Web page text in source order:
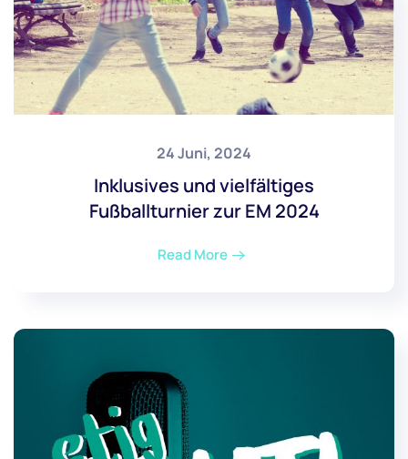
24 Juni, 2024
Inklusives und vielfältiges
Fußballturnier zur EM 2024
Read More